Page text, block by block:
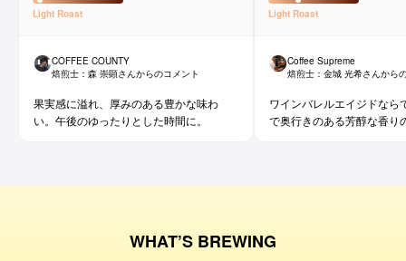
Light Roast
COFFEE COUNTY
焙煎士： 森 崇顕さんからのコメント
果実感に溢れ、厚みのある豊かな味わ
い。午後のゆったりとした時間に。
Light Roast
Coffee Supreme
焙煎士： 金城 光希さんから
ワインバレルエイジドなら
で奥行きのある芳醇な香り
WHAT’S BREWING